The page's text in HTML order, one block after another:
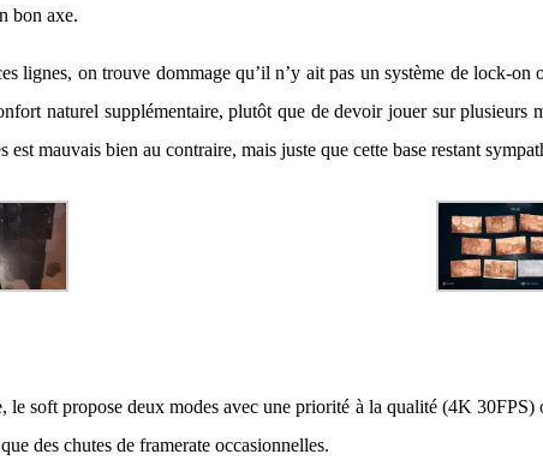
bon axe.
lignes, on trouve dommage qu’il n’y ait pas un système de lock-
naturel supplémentaire, plutôt que de devoir jouer sur
est mauvais bien au contraire, mais juste que cette base restant
le soft propose deux modes avec une priorité à la qualité (4K
des chutes de framerate occasionnelles.